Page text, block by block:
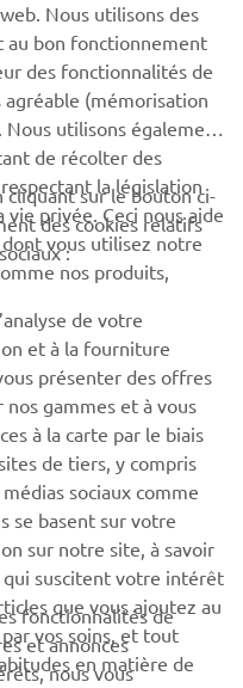
NEWS
offres, les événements
encore
Nous utilisons des
au bon fonctionnement
des fonctionnalités de
(mémorisation
Nous utilisons également
de récolter des
la législation
privée. Ceci nous aide
vous utilisez notre
nos produits,
cliquant sur le bouton ci-
des cookies relatifs
:
de votre
et à la fourniture
présenter des offres
gammes et à vous
à la carte par le biais
de tiers, y compris
sociaux comme
se basent sur votre
sur notre site, à savoir
qui suscitent votre intérêt
que vous ajoutez au
vos soins, et tout
en matière de
fonctionnalités de
et annonces
nous vous